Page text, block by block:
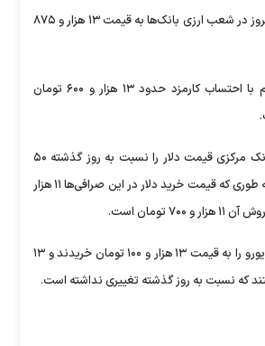
هر پوند انگلیس نیز امروز در شعب ارزی بانک‌ها به قیمت ۱۳ هزار و ۸۷۵
قیمت ارز مسافرتی هم با احتساب کارمزد حدود ۱۳ هزار و ۶۰۰ تومان
اما صرافی‌های مجاز بانک مرکزی قیمت دلار را نسبت به روز گذشته ۵۰
تومان کاهش دادند؛ به طوری که قیمت خرید دلار در این صرافی‌ها ۱۱ هزار
این صرافی‌ها امروز هر یورو را به قیمت ۱۳ هزار و ۱۰۰ تومان خریدند و ۱۳